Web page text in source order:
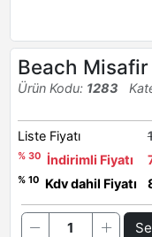
Beach
Ürün Kodu: 1283
Liste Fiyatı
% 30
İndirimli Fiyatı
% 10
Kdv dahil Fiyatı